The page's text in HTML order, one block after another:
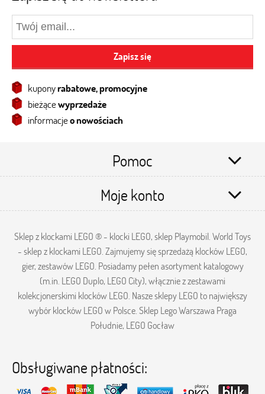
Zapisz się
kuponyrabatowe, promocyjne
bieżącewyprzedaże
informacjeo nowościach
Pomoc
Moje konto
Sklep z klockami LEGO ® - klocki LEGO, sklep Playmobil. World Toys
- sklep z klockami LEGO. Zajmujemy się sprzedażą klocków LEGO,
gier, zestawów LEGO. Posiadamy pełen asortyment katalogowy
(m.in. LEGO Duplo, LEGO City), włącznie z zestawami
kolekcjonerskimi klocków LEGO. Nasze sklepy LEGO to największy
wybór klocków LEGO w Polsce. Sklep Lego Warszawa Praga
Południe, LEGO Gocław
Obsługiwane płatności: